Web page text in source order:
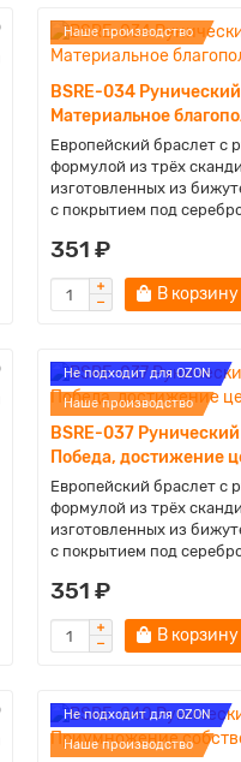
Наше производство
BSRE-034
Материальное
Европейский браслет с
формулой из трёх
изготовленных из
с покрытием под
351 ₽
В корзину
Не подходит для OZON
Наше производство
BSRE-037
Победа, достижение
Европейский браслет с
формулой из трёх
изготовленных из
с покрытием под
351 ₽
В корзину
Не подходит для OZON
Наше производство